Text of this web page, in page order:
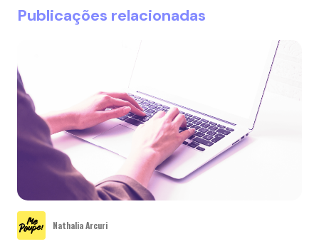
Publicações relacionadas
Nathalia Arcuri